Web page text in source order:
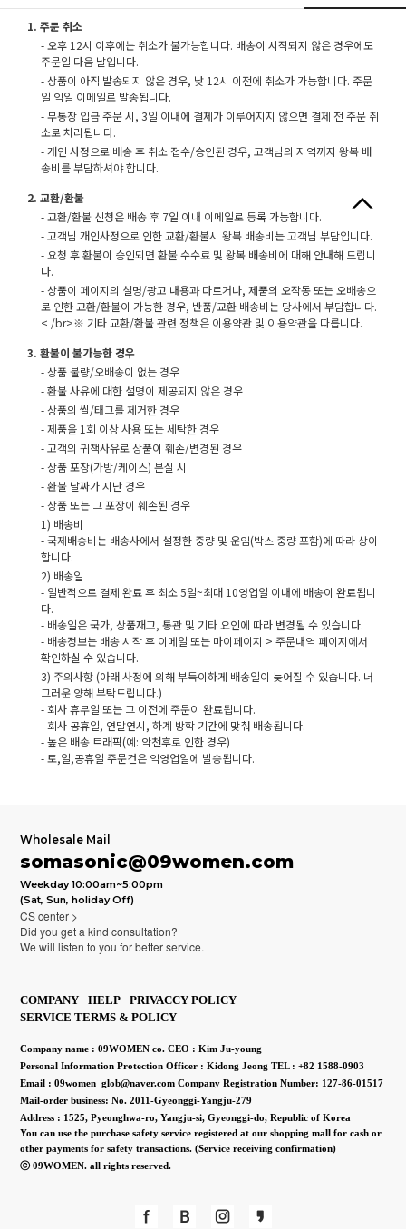
1. 주문 취소
- 오후 12시 이후에는 취소가 불가능합니다. 배송이 시작되지 않은 경우에도
주문일 다음 날입니다.
- 상품이 아직 발송되지 않은 경우, 낮 12시 이전에 취소가 가능합니다. 주문
일 익일 이메일로 발송됩니다.
- 무통장 입금 주문 시, 3일 이내에 결제가 이루어지지 않으면 결제 전 주문 취
소로 처리됩니다.
- 개인 사정으로 배송 후 취소 접수/승인된 경우, 고객님의 지역까지 왕복 배
송비를 부담하셔야 합니다.
2. 교환/환불
- 교환/환불 신청은 배송 후 7일 이내 이메일로 등록 가능합니다.
- 고객님 개인사정으로 인한 교환/환불시 왕복 배송비는 고객님 부담입니다.
- 요청 후 환불이 승인되면 환불 수수료 및 왕복 배송비에 대해 안내해 드립니
다.
- 상품이 페이지의 설명/광고 내용과 다르거나, 제품의 오작동 또는 오배송으
로 인한 교환/환불이 가능한 경우, 반품/교환 배송비는 당사에서 부담합니다.
< /br>※ 기타 교환/환불 관련 정책은 이용약관 및 이용약관을 따릅니다.
3. 환불이 불가능한 경우
- 상품 불량/오배송이 없는 경우
- 환불 사유에 대한 설명이 제공되지 않은 경우
- 상품의 씰/태그를 제거한 경우
- 제품을 1회 이상 사용 또는 세탁한 경우
- 고객의 귀책사유로 상품이 훼손/변경된 경우
- 상품 포장(가방/케이스) 분실 시
- 환불 날짜가 지난 경우
- 상품 또는 그 포장이 훼손된 경우
1) 배송비
- 국제배송비는 배송사에서 설정한 중량 및 운임(박스 중량 포함)에 따라 상이
합니다.
2) 배송일
- 일반적으로 결제 완료 후 최소 5일~최대 10영업일 이내에 배송이 완료됩니
다.
- 배송일은 국가, 상품재고, 통관 및 기타 요인에 따라 변경될 수 있습니다.
- 배송정보는 배송 시작 후 이메일 또는 마이페이지 > 주문내역 페이지에서
확인하실 수 있습니다.
3) 주의사항 (아래 사정에 의해 부득이하게 배송일이 늦어질 수 있습니다. 너
그러운 양해 부탁드립니다.)
- 회사 휴무일 또는 그 이전에 주문이 완료됩니다.
- 회사 공휴일, 연말연시, 하계 방학 기간에 맞춰 배송됩니다.
- 높은 배송 트래픽(예: 악천후로 인한 경우)
- 토,일,공휴일 주문건은 익영업일에 발송됩니다.
Wholesale Mail
somasonic@09women.com
Weekday 10:00am~5:00pm
(Sat, Sun, holiday Off)
CS center >
Did you get a kind consultation?
We will listen to you for better service.
COMPANY HELP
PRIVACCY POLICY
SERVICE TERMS & POLICY
Company name : 09WOMEN co. CEO : Kim Ju-young
Personal Information Protection Officer : Kidong Jeong TEL : +82 1588-0903
Email : 09women_glob@naver.com Company Registration Number: 127-86-01517
Mail-order business: No. 2011-Gyeonggi-Yangju-279
Address : 1525, Pyeonghwa-ro, Yangju-si, Gyeonggi-do, Republic of Korea
You can use the purchase safety service registered at our shopping mall for cash or
other payments for safety transactions.(Service receiving confirmation)
ⓒ 09WOMEN. all rights reserved.